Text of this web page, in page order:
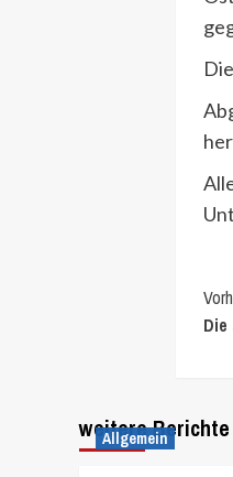
weitere Berichte
Allgemein